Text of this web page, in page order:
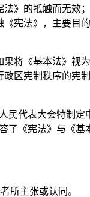
》的抵触而无效
宪法》，主要目
将《基本法》视
区宪制秩序的宪
民代表大会特制定
了《宪法》与《基
所主张或认同。